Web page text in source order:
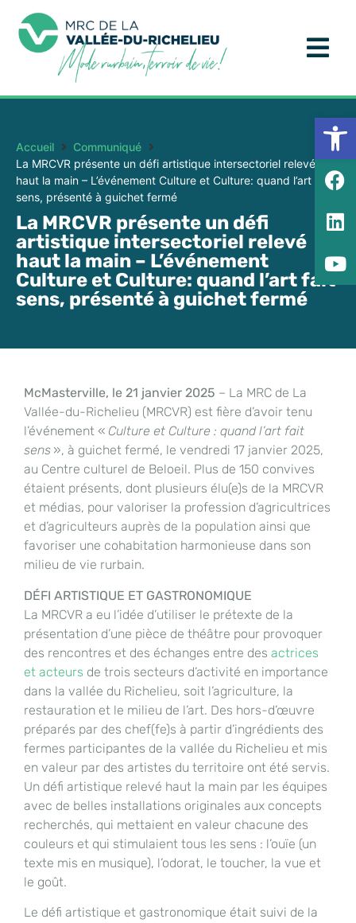
Accueil
Communiqué
La MRCVR présente un défi artistique intersectoriel relevé
haut la main – L’événement Culture et Culture: quand l’art fait
sens, présenté à guichet fermé
La MRCVR présente un défi
artistique intersectoriel relevé
haut la main – L’événement
Culture et Culture: quand l’art fait
sens, présenté à guichet fermé
McMasterville, le 21 janvier 2025 – La MRC de La
Vallée-du-Richelieu (MRCVR) est fière d’avoir tenu
l’événement « Culture et Culture : quand l’art fait
sens », à guichet fermé, le vendredi 17 janvier 2025,
au Centre culturel de Beloeil. Plus de 150 convives
étaient présents, dont plusieurs élu(e)s de la MRCVR
et médias, pour valoriser la profession d’agricultrices
et d’agriculteurs auprès de la population ainsi que
favoriser une cohabitation harmonieuse dans son
milieu de vie rurbain.
DÉFI ARTISTIQUE ET GASTRONOMIQUE
La MRCVR a eu l’idée d’utiliser le prétexte de la
présentation d’une pièce de théâtre pour provoquer
des rencontres et des échanges entre des actrices
et acteurs de trois secteurs d’activité en importance
dans la vallée du Richelieu, soit l’agriculture, la
restauration et le milieu de l’art. Des hors-d’œuvre
préparés par des chef(fe)s à partir d’ingrédients des
fermes participantes de la vallée du Richelieu et mis
en valeur par des artistes du territoire ont été servis.
Un défi artistique relevé haut la main par les équipes
avec de belles installations originales aux concepts
recherchés, qui mettaient en valeur chacune des
couleurs et qui stimulaient tous les sens : l’ouïe (un
texte mis en musique), l’odorat, le toucher, la vue et
le goût.
Le défi artistique et gastronomique était suivi de la